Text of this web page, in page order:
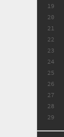
19
20
21
22
23
24
25
26
27
28
29